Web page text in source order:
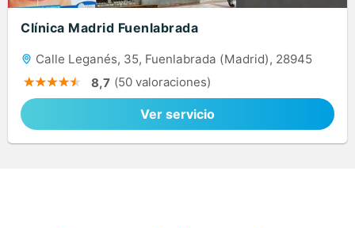
Clínica Madrid Fuenlabrada
Calle Leganés, 35, Fuenlabrada (Madrid), 28945
8,7 (50 valoraciones)
Ver servicio